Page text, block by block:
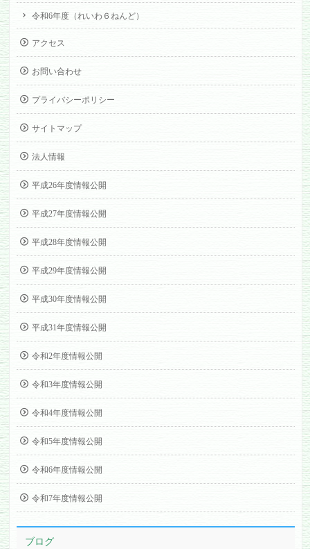
令和6年度（れいわ６ねんど）
アクセス
お問い合わせ
プライバシーポリシー
サイトマップ
法人情報
平成26年度情報公開
平成27年度情報公開
平成28年度情報公開
平成29年度情報公開
平成30年度情報公開
平成31年度情報公開
令和2年度情報公開
令和3年度情報公開
令和4年度情報公開
令和5年度情報公開
令和6年度情報公開
令和7年度情報公開
ブログ